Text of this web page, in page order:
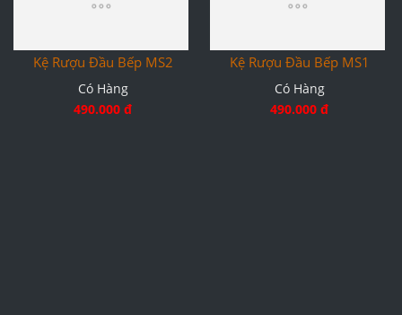
Kệ Rượu Đầu Bếp MS2
Có Hàng
490.000 đ